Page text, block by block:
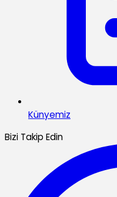
Künyemiz
Bizi Takip Edin